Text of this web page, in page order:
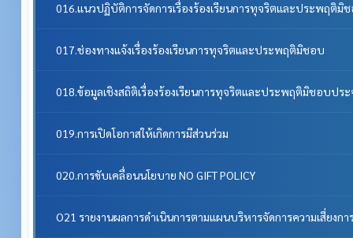
016.แนวปฏิบัติการจัดการเรื่องร้องเรียนการทุจริตและประพฤติมิ
017.ช่องทางแจ้งเรื่องร้องเรียนการทุจริตและประพฤติมิชอบ
018.ข้อมูลเชิงสถิติเรื่องร้องเรียนการทุจริตและประพฤติมิชอบปร
019.การเปิดโอกาสให้เกิดการมีส่วนร่วม
020.การขับเคลื่อนนโยบาย NO GIFT POLICY
O21 รายงานผลการดำเนินการตามแผนบริหารจัดการความเสี่ยงก